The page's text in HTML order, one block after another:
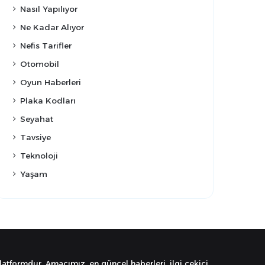
Nasıl Yapılıyor
Ne Kadar Alıyor
Nefis Tarifler
Otomobil
Oyun Haberleri
Plaka Kodları
Seyahat
Tavsiye
Teknoloji
Yaşam